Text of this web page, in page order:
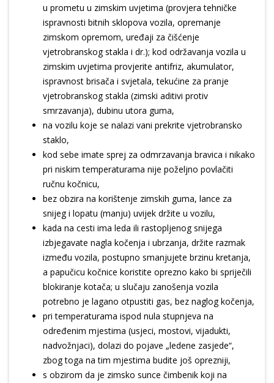
u prometu u zimskim uvjetima (provjera tehničke
ispravnosti bitnih sklopova vozila, opremanje
zimskom opremom, uređaji za čišćenje
vjetrobranskog stakla i dr.); kod održavanja vozila u
zimskim uvjetima provjerite antifriz, akumulator,
ispravnost brisača i svjetala, tekućine za pranje
vjetrobranskog stakla (zimski aditivi protiv
smrzavanja), dubinu utora guma,
na vozilu koje se nalazi vani prekrite vjetrobransko
staklo,
kod sebe imate sprej za odmrzavanja bravica i nikako
pri niskim temperaturama nije poželjno povlačiti
ručnu kočnicu,
bez obzira na korištenje zimskih guma, lance za
snijeg i lopatu (manju) uvijek držite u vozilu,
kada na cesti ima leda ili rastopljenog snijega
izbjegavate nagla kočenja i ubrzanja, držite razmak
između vozila, postupno smanjujete brzinu kretanja,
a papučicu kočnice koristite oprezno kako bi spriječili
blokiranje kotača; u slučaju zanošenja vozila
potrebno je lagano otpustiti gas, bez naglog kočenja,
pri temperaturama ispod nula stupnjeva na
određenim mjestima (usjeci, mostovi, vijadukti,
nadvožnjaci), dolazi do pojave „ledene zasjede“,
zbog toga na tim mjestima budite još oprezniji,
s obzirom da je zimsko sunce čimbenik koji na